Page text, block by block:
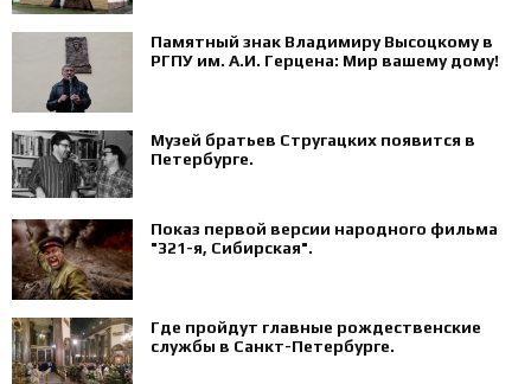
Памятный знак Владимиру Высоцкому в
РГПУ им. А.И. Герцена: Мир вашему дому!
Музей братьев Стругацких появится в
Петербурге‍.
Показ первой версии народного фильма
"321-я, Сибирская".
Где пройдут главные рождественские
службы в Санкт-Петербурге.